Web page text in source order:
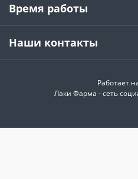
Время работы
Наши контакты
Работает
Лаки Фарма - сеть